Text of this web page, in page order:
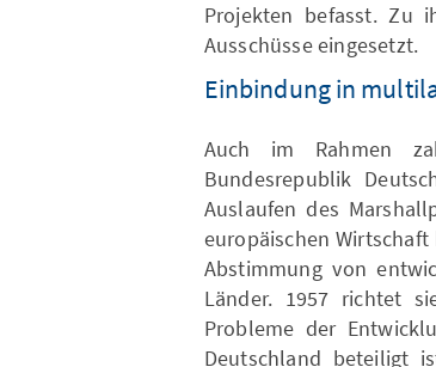
Projekten befasst. Zu
Ausschüsse eingesetzt.
Einbindung in
Auch im Rahmen
Bundesrepublik
Auslaufen des
europäischen
Abstimmung von
Länder. 1957 richtet
Probleme der
Deutschland beteiligt